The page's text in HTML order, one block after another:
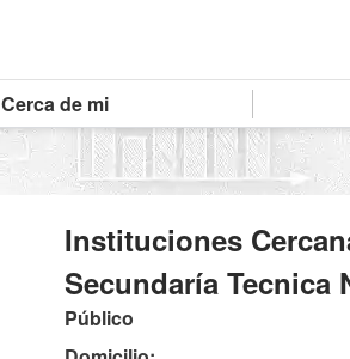
Cerca de mi
Instituciones
Secundaría Tecnica
Público